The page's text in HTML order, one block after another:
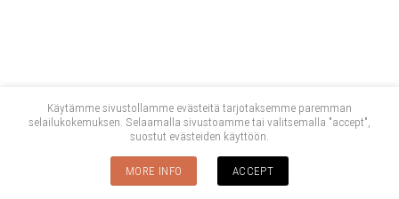
Käytämme sivustollamme evästeitä tarjotaksemme paremman
selailukokemuksen. Selaamalla sivustoamme tai valitsemalla "accept",
suostut evästeiden käyttöön.
MORE INFO ACCEPT